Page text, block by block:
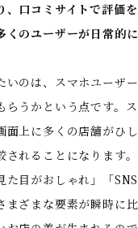
口コミサイトで評価を
くのユーザーが日常的
いのは、スマホユーザ
らうかという点です。
面上に多くの店舗がひ
されることになります
た目がおしゃれ」「
まざまな要素が瞬時に